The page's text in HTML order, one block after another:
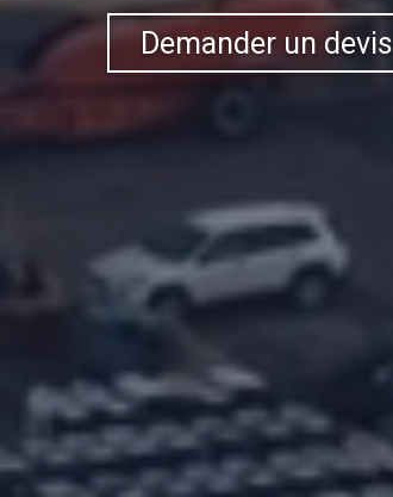
Demander un devis